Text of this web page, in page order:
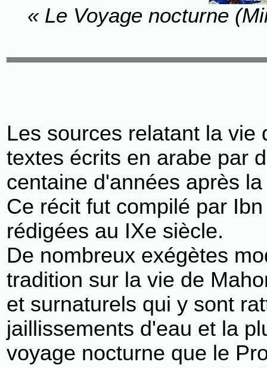
« Le Voyage nocturne
Les sources relatant la
textes écrits en arabe par
centaine d'années après
Ce récit fut compilé par
rédigées au IXe siècle.
De nombreux exégètes
tradition sur la vie de
et surnaturels qui y sont
jaillissements d'eau et la
voyage nocturne que le